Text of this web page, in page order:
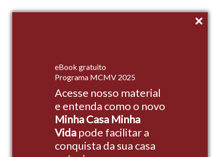
eBook gratuito
Programa MCMV 2025
Acesse nosso material
e entenda como o novo
Minha Casa Minha
Vidapode facilitar a
conquista da sua casa
Empreendimentos
Institucional